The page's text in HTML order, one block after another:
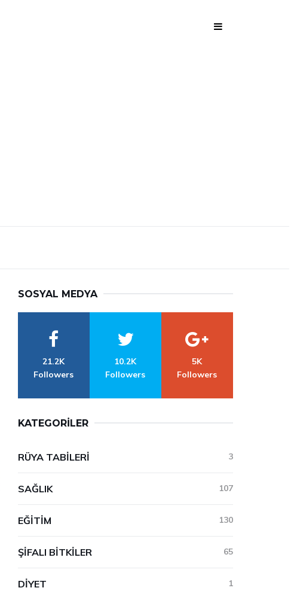
SOSYAL MEDYA
21.2K
Followers
10.2K
Followers
5K
Followers
KATEGORILER
RÜYA TABILERI 3
SAĞLIK 107
EĞITIM 130
ŞIFALI BITKILER 65
DIYET 1